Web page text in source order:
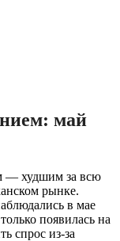
май
— худшим за всю
рынке.
в мае
появилась на
спрос из-за